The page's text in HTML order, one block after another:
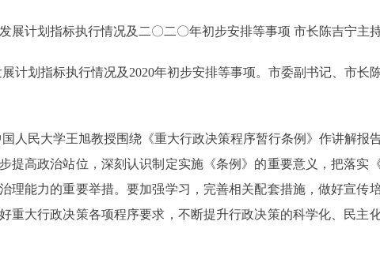
计划指标执行情况及二〇二〇年初步安排等事项 市长陈吉宁主
划指标执行情况及2020年初步安排等事项。市委副书记、市长
民大学王旭教授围绕《重大行政决策程序暂行条例》作讲解报
高政治站位，深刻认识制定实施《条例》的重要意义，把落实《
能力的重要举措。要加强学习，完善相关配套措施，做好宣传
重大行政决策各项程序要求，不断提升行政决策的科学化、民主